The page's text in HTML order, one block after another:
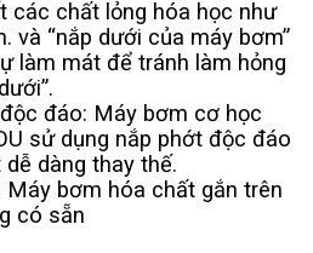
các chất lỏng hóa học như
và “nắp dưới của máy bơm”
làm mát để tránh làm hỏng
đáo: Máy bơm cơ học
sử dụng nắp phớt độc đáo
dàng thay thế.
Máy bơm hóa chất gắn trên
có sẵn